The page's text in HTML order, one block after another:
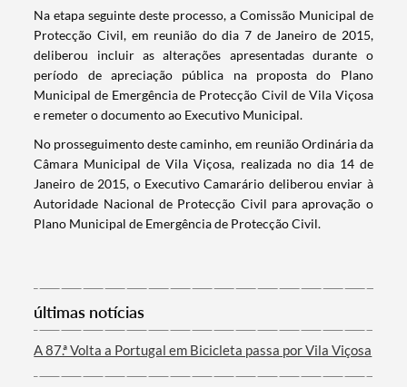
Termo de Pesquisa
Categorias gerais
Filtros
Na etapa seguinte deste processo, a Comissão Municipal de
Protecção Civil, em reunião do dia 7 de Janeiro de 2015,
deliberou incluir as alterações apresentadas durante o
período de apreciação pública na proposta do Plano
Municipal de Emergência de Protecção Civil de Vila Viçosa
e remeter o documento ao Executivo Municipal.
No prosseguimento deste caminho, em reunião Ordinária da
Câmara Municipal de Vila Viçosa, realizada no dia 14 de
Janeiro de 2015, o Executivo Camarário deliberou enviar à
Autoridade Nacional de Protecção Civil para aprovação o
Plano Municipal de Emergência de Protecção Civil.
últimas notícias
A 87.ª Volta a Portugal em Bicicleta passa por Vila Viçosa